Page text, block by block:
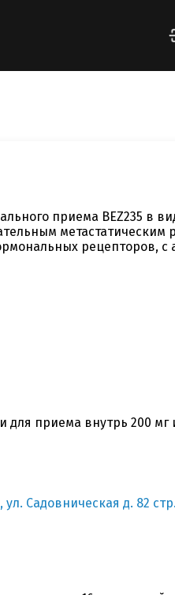
приема BEZ235 в
метастатическим
рецепторов, с
для приема внутрь 200 мг
Садовническая д. 82